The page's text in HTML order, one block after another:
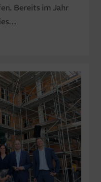
Bereits im Jahr